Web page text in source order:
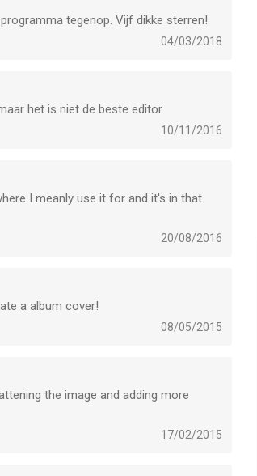
tegenop. Vijf dikke sterren!
04/03/2018
het is niet de beste editor
10/11/2016
I meanly use it for and it's in that
20/08/2016
a album cover!
08/05/2015
the image and adding more
17/02/2015